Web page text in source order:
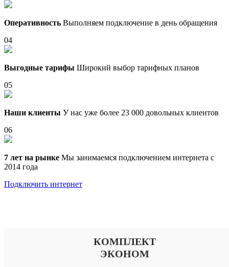
Оперативность Выполняем подключение в день обращения
04
Выгодные тарифы Широкий выбор тарифных планов
05
Наши клиенты У нас уже более 23 000 довольных клиентов
06
7 лет на рынке Мы занимаемся подключением интернета с
2014 года
Подключить интернет
КОМПЛЕКТ
ЭКОНОМ